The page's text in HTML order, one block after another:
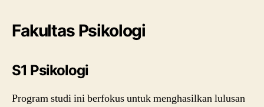
Fakultas Psikologi
S1 Psikologi
Program studi ini berfokus untuk menghasilkan lulusan